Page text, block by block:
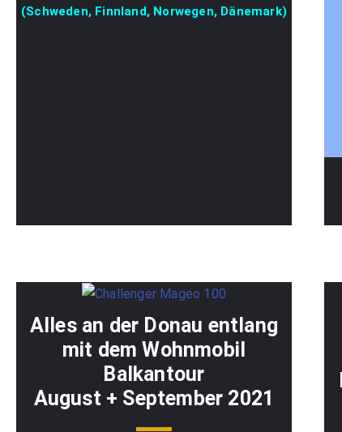
(Schweden, Finnland, Norwegen, Dänemark)
Alles an der Donau entlang
mit dem Wohnmobil
Balkantour
August + September 2021